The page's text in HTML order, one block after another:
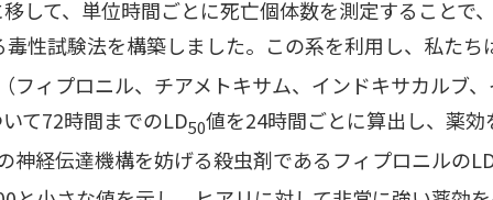
して、単位時間ごとに死亡個体数を測定することで
性試験法を構築しました。この系を利用し、私たち
フィプロニル、チアメトキサム、インドキサカルブ
て72時間までのLD50値を24時間ごとに算出し、薬
神経伝達機構を妨げる殺虫剤であるフィプロニルの